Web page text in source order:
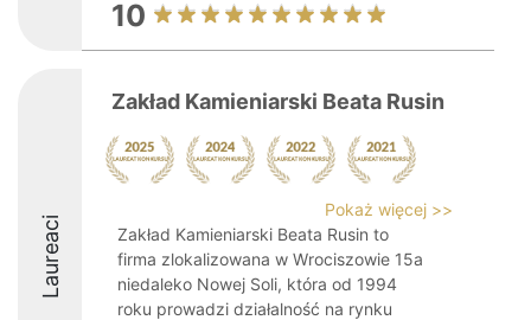
10
Laureaci
Zakład Kamieniarski Beata Rusin
Pokaż więcej >>
Zakład Kamieniarski Beata Rusin to
firma zlokalizowana w Wrociszowie 15a
niedaleko Nowej Soli, która od 1994
roku prowadzi działalność na rynku